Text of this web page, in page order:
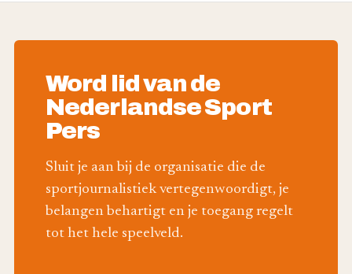
Word lid van de
Nederlandse Sport
Pers
Sluit je aan bij de organisatie die de
sportjournalistiek vertegenwoordigt, je
belangen behartigt en je toegang regelt
tot het hele speelveld.